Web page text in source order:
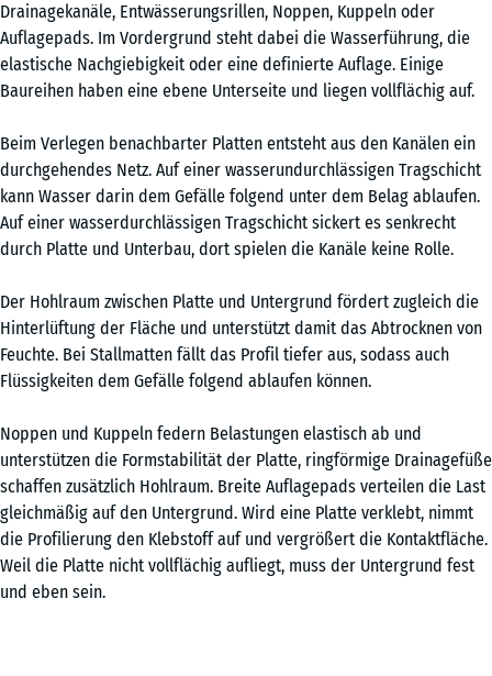
Drainagekanäle, Entwässerungsrillen, Noppen, Kuppeln oder
Auflagepads. Im Vordergrund steht dabei die Wasserführung, die
elastische Nachgiebigkeit oder eine definierte Auflage. Einige
Baureihen haben eine ebene Unterseite und liegen vollflächig auf.
Beim Verlegen benachbarter Platten entsteht aus den Kanälen ein
durchgehendes Netz. Auf einer wasserundurchlässigen Tragschicht
kann Wasser darin dem Gefälle folgend unter dem Belag ablaufen.
Auf einer wasserdurchlässigen Tragschicht sickert es senkrecht
durch Platte und Unterbau, dort spielen die Kanäle keine Rolle.
Der Hohlraum zwischen Platte und Untergrund fördert zugleich die
Hinterlüftung der Fläche und unterstützt damit das Abtrocknen von
Feuchte. Bei Stallmatten fällt das Profil tiefer aus, sodass auch
Flüssigkeiten dem Gefälle folgend ablaufen können.
Noppen und Kuppeln federn Belastungen elastisch ab und
unterstützen die Formstabilität der Platte, ringförmige Drainagefüße
schaffen zusätzlich Hohlraum. Breite Auflagepads verteilen die Last
gleichmäßig auf den Untergrund. Wird eine Platte verklebt, nimmt
die Profilierung den Klebstoff auf und vergrößert die Kontaktfläche.
Weil die Platte nicht vollflächig aufliegt, muss der Untergrund fest
und eben sein.